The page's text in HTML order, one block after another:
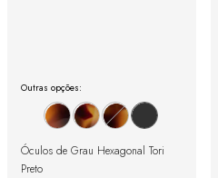
Outras opções:
Óculos de Grau Hexagonal Tori
Preto